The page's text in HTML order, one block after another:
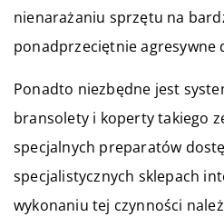
nienarażaniu sprzętu na
ponadprzeciętnie agresywne
Ponadto niezbędne jest
bransolety i koperty takiego
specjalnych preparatów
specjalistycznych sklepach
wykonaniu tej czynności